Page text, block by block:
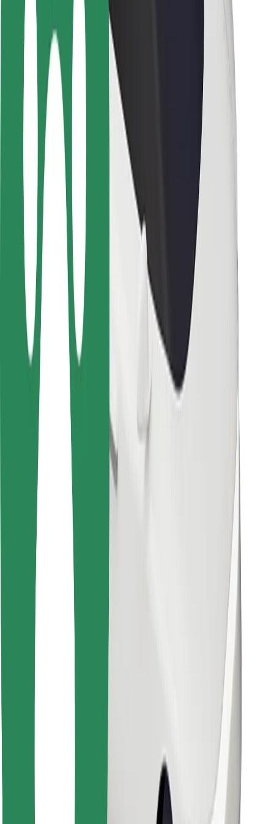
Sərnişin təhlükəsizliyi
Sürücü təhlükəsizliyi
Skuter təhlükəsizliyi
Təhlükəsizlik Laboratoriyası
Şəhərlər
Məkanlar
Şəhər mühiti üçün həllər
Hava limanları
Bolt enerji doldurma stansiyaları
Sərnişinlər üçün
Sürücülər üçün
Kuryerlər üçün
Bolt Food
Avtopark sahibləri üçün
Restoranlar üçün
Biznes üçün Bolt
Təchizatçılar
Qaydalar və Şərtlər
Təhlükəsizlik
Dəqiqələr ərzində gediş əldə et!
Bolt tətbiqini endir
Bolt Food tətbiqini endir